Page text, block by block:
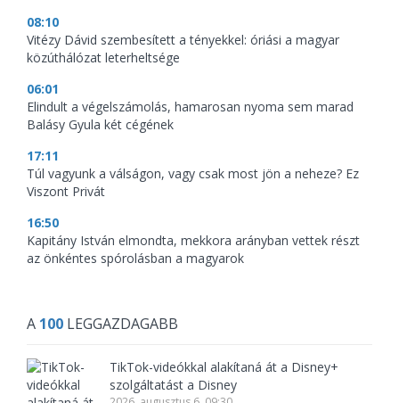
08:10
Vitézy Dávid szembesített a tényekkel: óriási a magyar
közúthálózat leterheltsége
06:01
Elindult a végelszámolás, hamarosan nyoma sem marad
Balásy Gyula két cégének
17:11
Túl vagyunk a válságon, vagy csak most jön a neheze? Ez
Viszont Privát
16:50
Kapitány István elmondta, mekkora arányban vettek részt
az önkéntes spórolásban a magyarok
A 100 LEGGAZDAGABB
TikTok-videókkal alakítaná át a Disney+
szolgáltatást a Disney